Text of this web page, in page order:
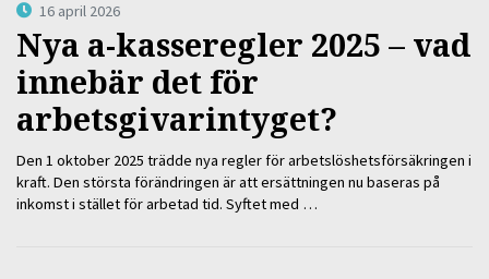
16 april 2026
Nya a-kasseregler 2025 – vad
innebär det för
arbetsgivarintyget?
Den 1 oktober 2025 trädde nya regler för arbetslöshetsförsäkringen i
kraft. Den största förändringen är att ersättningen nu baseras på
inkomst i stället för arbetad tid. Syftet med …